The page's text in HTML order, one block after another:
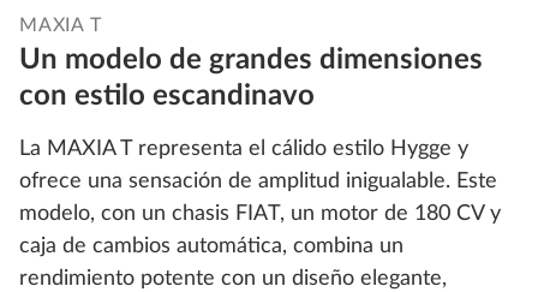
MAXIA T
Un modelo de grandes dimensiones
con estilo escandinavo
La MAXIA T representa el cálido estilo Hygge y
ofrece una sensación de amplitud inigualable. Este
modelo, con un chasis FIAT, un motor de 180 CV y
caja de cambios automática, combina un
rendimiento potente con un diseño elegante,